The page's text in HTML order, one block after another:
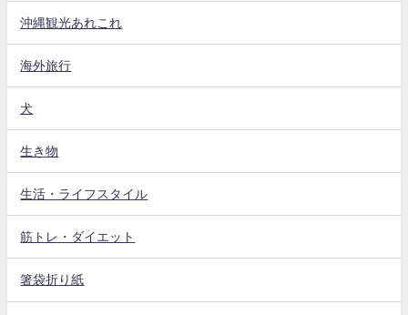
沖縄観光あれこれ
海外旅行
犬
生き物
生活・ライフスタイル
筋トレ・ダイエット
箸袋折り紙